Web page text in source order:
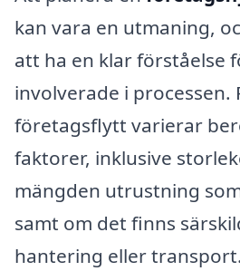
kan vara en utmaning,
att ha en klar förståelse
involverade i processen.
företagsflytt varierar
faktorer, inklusive
mängden utrustning
samt om det finns
hantering eller